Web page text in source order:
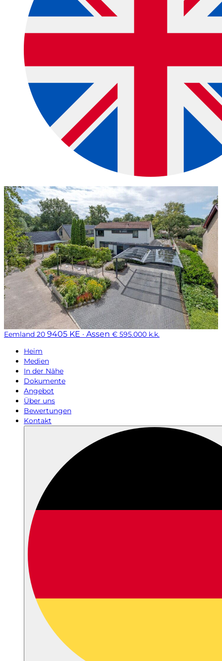
Eemland 20 9405 KE · Assen € 595.000 k.k.
Heim
Medien
In der Nähe
Dokumente
Angebot
Über uns
Bewertungen
Kontakt